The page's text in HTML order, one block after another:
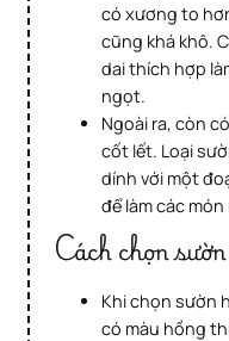
có xương to
cũng khá khô.
dai thích hợp
ngọt.
Ngoài ra, còn có một loại sườn nữa đó là sườn
cốt lết. Loại
dính với một
để làm các
Cách chọn sườn
Khi chọn sườn heo, cần lưu ý chọn sườn tươi,
có màu hồng